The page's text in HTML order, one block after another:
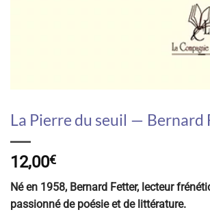
La Pierre du seuil — Bernard
12,00€
Né en 1958, Bernard Fetter, lecteur
passionné de poésie et de littérature.